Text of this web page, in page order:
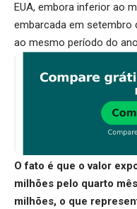
EUA, embora inferior ao
embarcada em setembro
ao mesmo período do
O fato é que o valor
milhões pelo quarto
milhões, o que